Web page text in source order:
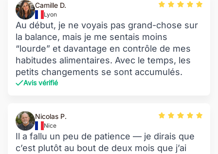
Camille D.
Lyon
Au début, je ne voyais pas grand-chose sur
la balance, mais je me sentais moins
“lourde” et davantage en contrôle de mes
habitudes alimentaires. Avec le temps, les
petits changements se sont accumulés.
Avis vérifié
Nicolas P.
Nice
Il a fallu un peu de patience — je dirais que
c’est plutôt au bout de deux mois que j’ai